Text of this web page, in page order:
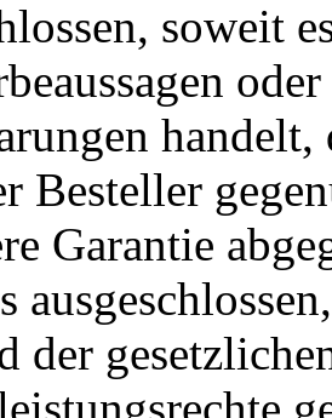
soweit
Besteller
Garantie
der